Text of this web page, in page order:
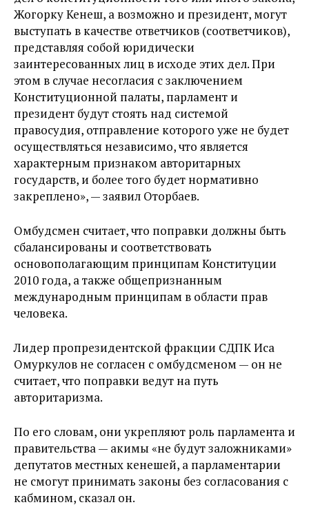
Жогорку Кенеш, а возможно и президент, могут
выступать в качестве ответчиков (соответчиков),
представляя собой юридически
заинтересованных лиц в исходе этих дел. При
этом в случае несогласия с заключением
Конституционной палаты, парламент и
президент будут стоять над системой
правосудия, отправление которого уже не будет
осуществляться независимо, что является
характерным признаком авторитарных
государств, и более того будет нормативно
закреплено», — заявил Оторбаев.
Омбудсмен считает, что поправки должны быть
сбалансированы и соответствовать
основополагающим принципам Конституции
2010 года, а также общепризнанным
международным принципам в области прав
человека.
Лидер пропрезидентской фракции СДПК Иса
Омуркулов не согласен с омбудсменом — он не
считает, что поправки ведут на путь
авторитаризма.
По его словам, они укрепляют роль парламента и
правительства — акимы «не будут заложниками»
депутатов местных кенешей, а парламентарии
не смогут принимать законы без согласования с
кабмином, сказал он.